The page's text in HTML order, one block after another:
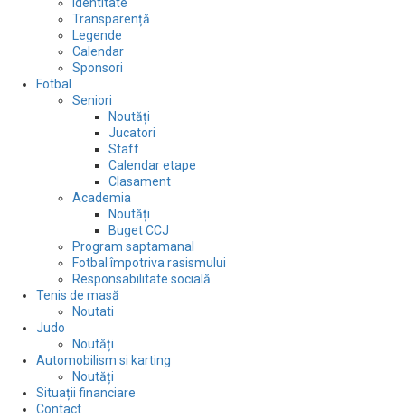
Transparență
Legende
Calendar
Sponsori
Fotbal
Seniori
Noutăți
Jucatori
Staff
Calendar etape
Clasament
Academia
Noutăți
Buget CCJ
Program saptamanal
Fotbal împotriva rasismului
Responsabilitate socială
Tenis de masă
Noutati
Judo
Noutăți
Automobilism si karting
Noutăți
Situații financiare
Contact